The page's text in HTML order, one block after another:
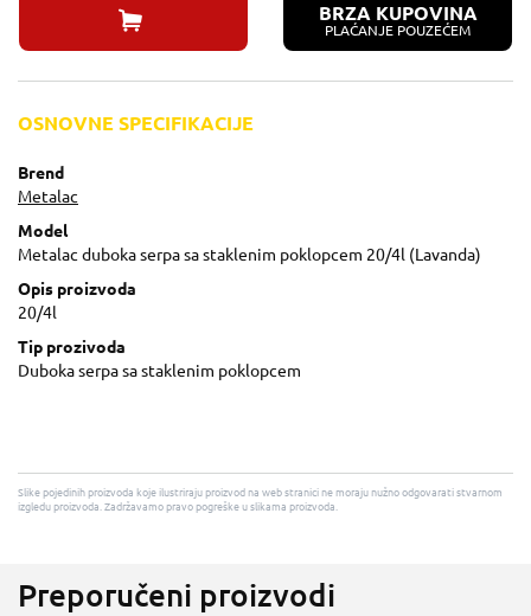
BRZA KUPOVINA
PLAĆANJE POUZEĆEM
OSNOVNE SPECIFIKACIJE
Brend
Metalac
Model
Metalac duboka serpa sa staklenim poklopcem 20/4l (Lavanda)
Opis proizvoda
20/4l
Tip prozivoda
Duboka serpa sa staklenim poklopcem
Slike pojedinih proizvoda koje ilustriraju proizvod na web stranici ne moraju nužno odgovarati stvarnom
izgledu proizvoda. Zadržavamo pravo pogreške u slikama proizvoda.
Preporučeni proizvodi